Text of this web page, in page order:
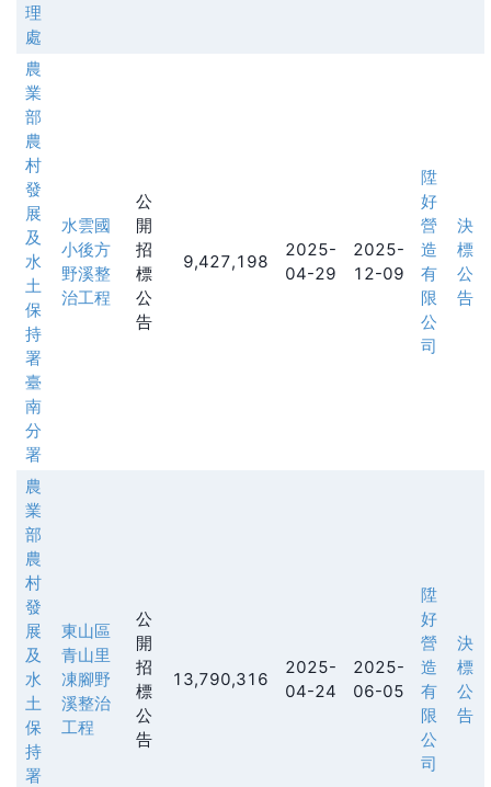
理
處
農
業
部
農
村
發
展
及
水
土
保
持
署
臺
南
分
署
水雲國
小後方
野溪整
治工程
公
開
招
標
公
告
9,427,198
2025-
04-29
2025-
12-09
陞
好
營
造
有
限
公
司
決
標
公
告
農
業
部
農
村
發
展
及
水
土
保
持
署
東山區
青山里
凍腳野
溪整治
工程
公
開
招
標
公
告
13,790,316
2025-
04-24
2025-
06-05
陞
好
營
造
有
限
公
司
決
標
公
告